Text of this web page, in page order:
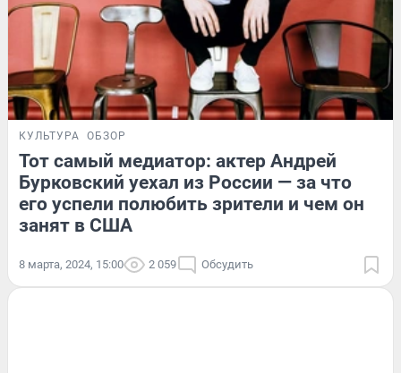
КУЛЬТУРА ОБЗОР
Тот самый медиатор: актер Андрей
Бурковский уехал из России — за что
его успели полюбить зрители и чем он
занят в США
8 марта, 2024, 15:00 2 059 Обсудить